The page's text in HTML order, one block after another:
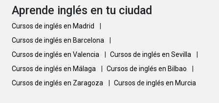
Aprende inglés en tu ciudad
Cursos de inglés en Madrid
Cursos de inglés en Barcelona
Cursos de inglés en Valencia
Cursos de inglés en Sevilla
Cursos de inglés en Málaga
Cursos de inglés en Bilbao
Cursos de inglés en Zaragoza
Cursos de inglés en Murcia